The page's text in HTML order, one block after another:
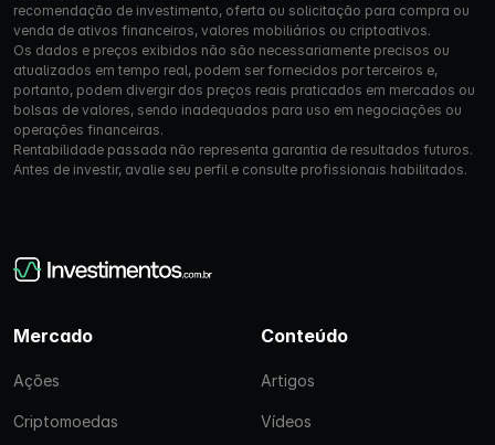
recomendação de investimento, oferta ou solicitação para compra ou
venda de ativos financeiros, valores mobiliários ou criptoativos.
Os dados e preços exibidos não são necessariamente precisos ou
atualizados em tempo real, podem ser fornecidos por terceiros e,
portanto, podem divergir dos preços reais praticados em mercados ou
bolsas de valores, sendo inadequados para uso em negociações ou
operações financeiras.
Rentabilidade passada não representa garantia de resultados futuros.
Antes de investir, avalie seu perfil e consulte profissionais habilitados.
Mercado
Ações
Criptomoedas
Conteúdo
Artigos
Vídeos